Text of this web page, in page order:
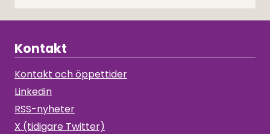
Kontakt
Kontakt och öppettider
Linkedin
RSS-nyheter
X (tidigare Twitter)